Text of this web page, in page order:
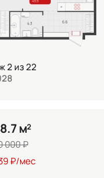
2 из 22
м²
000 ₽
₽/мес